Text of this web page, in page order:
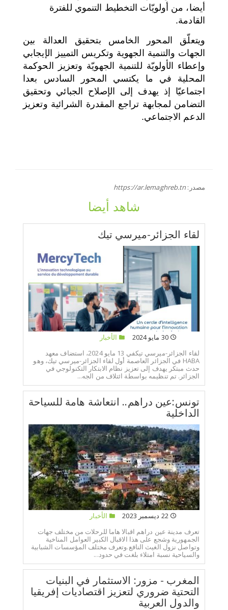
أيضا، من أولويّات التخطيط التنموي للفترة
القادمة.
ويتعلّق المحور الخامس بتحقيق العدالة بين
الجهات والتنمية الجهوية وتكريس التمييز الإيجابي
وإعطاء الأولويّة للتنمية الجهويّة وتعزيز الحوكمة
المحلية في ما يكتسي المحور السادس بعدا
اجتماعيّا إذ يهدف إلى الإصلاح الجبائي وتحقيق
التضامن لمجابهة تراجع المقدرة الشرائية وتعزيز
الدعم الاجتماعي.
مصدر: https://ar.lemaghreb.tn
شاهد أيضا
لقاء الجزائر-ميرسي تيك
30 مايو 2024
الأخبار
لقاء الجزائر-ميرسي تيكفي 13 مايو 2024، استضاف معهد
HABA في الجزائر العاصمة أول لقاء الجزائر-ميرسي تيك، وهو
حدث مبتكر يهدف إلى تعزيز نظام الابتكار التكنولوجي في
الجزائر. تم تنظيمه بواسطة ائتلاف من الجه...
تونس:عين دراهم.. انتعاشة هامة للسياحة
الداخلية
22 ديسمبر 2023
الأخبار
تعرف مدينة عين دراهم اقبالا هاما للرحلات من مختلف جهات
الجمهورية وشجع على هذا الاقبال الكبير العوامل المناخية
وتواصل نزول الغيث النافع.وتعرف مختلف المؤسسات الشبابية
والسياحية نسبة امتلاء بلغت في حدود...
المغرب - مزور: الاستثمار في البنيات
التحتية ضروري لتعزيز اقتصاديات إفريقيا
والدول العربية